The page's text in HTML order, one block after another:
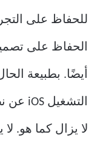
الحفاظ على
لا يزال كما هو.